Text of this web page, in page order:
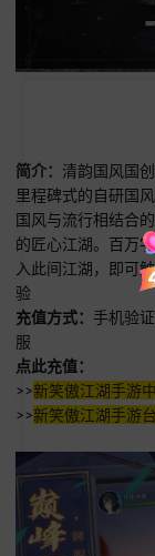
简介： 清韵国风国
里程碑式的自研国
国风与流行相结合
的匠心江湖。百万
入此间江湖，即可
验
充值方式： 手机验
服
点此充值：
>>新笑傲江湖手游
>>新笑傲江湖手游